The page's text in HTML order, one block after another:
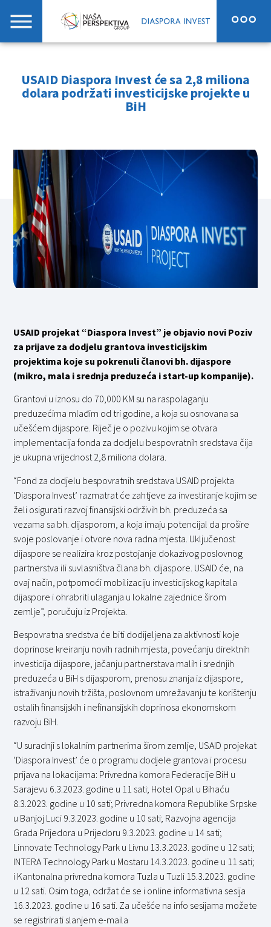
USAID Diaspora Invest će sa 2,8 miliona
dolara podržati investicijske projekte u
BiH
USAID projekat “Diaspora Invest” je objavio novi Poziv
za prijave za dodjelu grantova investicijskim
projektima koje su pokrenuli članovi bh. dijaspore
(mikro, mala i srednja preduzeća i start-up kompanije).
Grantovi u iznosu do 70,000 KM su na raspolaganju
preduzećima mlađim od tri godine, a koja su osnovana sa
učešćem dijaspore. Riječ je o pozivu kojim se otvara
implementacija fonda za dodjelu bespovratnih sredstava čija
je ukupna vrijednost 2,8 miliona dolara.
“Fond za dodjelu bespovratnih sredstava USAID projekta
‘Diaspora Invest’ razmatrat će zahtjeve za investiranje kojim se
želi osigurati razvoj finansijski održivih bh. preduzeća sa
vezama sa bh. dijasporom, a koja imaju potencijal da prošire
svoje poslovanje i otvore nova radna mjesta. Uključenost
dijaspore se realizira kroz postojanje dokazivog poslovnog
partnerstva ili suvlasništva člana bh. dijaspore. USAID će, na
ovaj način, potpomoći mobilizaciju investicijskog kapitala
dijaspore i ohrabriti ulaganja u lokalne zajednice širom
zemlje”, poručuju iz Projekta.
Bespovratna sredstva će biti dodijeljena za aktivnosti koje
doprinose kreiranju novih radnih mjesta, povećanju direktnih
investicija dijaspore, jačanju partnerstava malih i srednjih
preduzeća u BiH s dijasporom, prenosu znanja iz dijaspore,
istraživanju novih tržišta, poslovnom umrežavanju te korištenju
ostalih finansijskih i nefinansijskih doprinosa ekonomskom
razvoju BiH.
“U suradnji s lokalnim partnerima širom zemlje, USAID projekat
‘Diaspora Invest’ će o programu dodjele grantova i procesu
prijava na lokacijama: Privredna komora Federacije BiH u
Sarajevu 6.3.2023. godine u 11 sati; Hotel Opal u Bihaću
8.3.2023. godine u 10 sati; Privredna komora Republike Srpske
u Banjoj Luci 9.3.2023. godine u 10 sati; Razvojna agencija
Grada Prijedora u Prijedoru 9.3.2023. godine u 14 sati;
Linnovate Technology Park u Livnu 13.3.2023. godine u 12 sati;
INTERA Technology Park u Mostaru 14.3.2023. godine u 11 sati;
i Kantonalna privredna komora Tuzla u Tuzli 15.3.2023. godine
u 12 sati. Osim toga, održat će se i online informativna sesija
16.3.2023. godine u 16 sati. Za učešće na info sesijama možete
se registrirati slanjem e-maila